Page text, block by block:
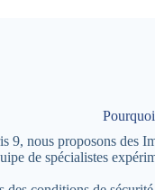
9, nous proposons des
de spécialistes